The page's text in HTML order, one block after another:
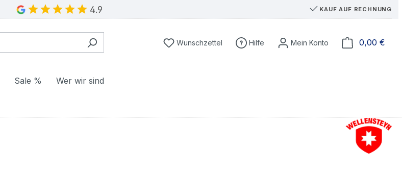
4.9 KAUF AUF RECHNUNG
Du hast 0 Produkte auf dem Merkzettel
Wunschzettel Hilfe 0,00 €
Sale % Wer wir sind